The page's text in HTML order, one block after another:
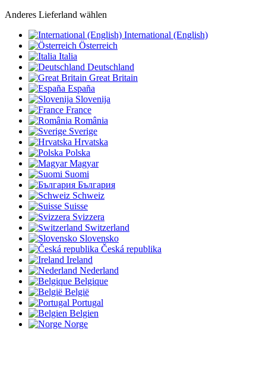
Anderes Lieferland wählen
International (English)
Österreich
Italia
Deutschland
Great Britain
España
Slovenija
France
România
Sverige
Hrvatska
Polska
Magyar
Suomi
България
Schweiz
Suisse
Svizzera
Switzerland
Slovensko
Česká republika
Ireland
Nederland
Belgique
België
Portugal
Belgien
Norge